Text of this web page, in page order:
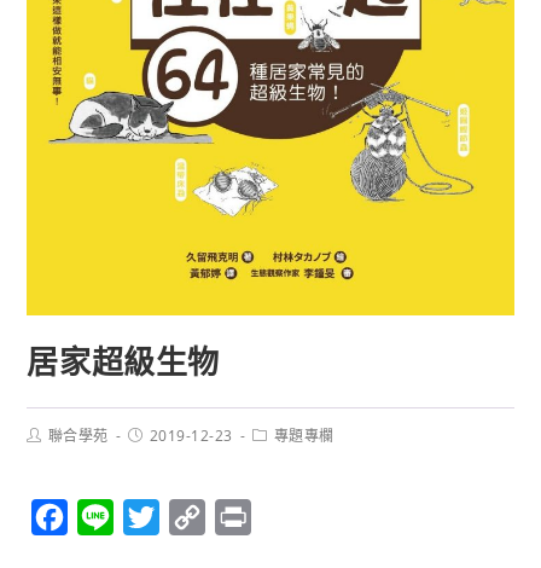
居家超級生物
聯合學苑 2019-12-23 專題專欄